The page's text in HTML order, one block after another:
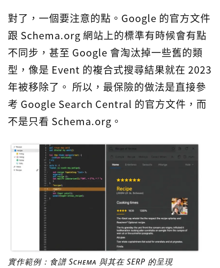
對了，一個要注意的點。Google 的官方文件
跟 Schema.org 網站上的標準有時候會有點
不同步，甚至 Google 會淘汰掉一些舊的類
型，像是 Event 的複合式搜尋結果就在 2023
年被移除了。 所以，最保險的做法是直接參
考 Google Search Central 的官方文件，而
不是只看 Schema.org。
實作範例：食譜 Schema 與其在 SERP 的呈現